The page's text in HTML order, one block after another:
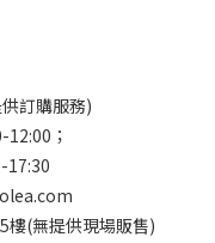
訂購服務)
12:00；
樓(無提供現場販售)